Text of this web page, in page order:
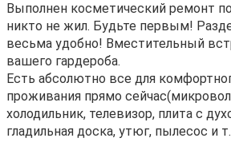
Выполнен косметический ремонт
никто не жил. Будьте первым!
весьма удобно! Вместительный
вашего гардероба.
Есть абсолютно все для
проживания прямо
холодильник, телевизор, плита с
гладильная доска, утюг, пылесос и